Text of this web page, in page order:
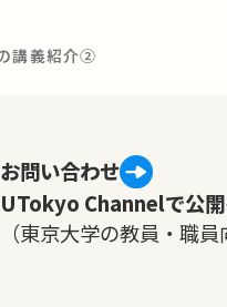
講義紹介②
お問い合わせ
UTokyo Channelで公
（東京大学の教員・職員